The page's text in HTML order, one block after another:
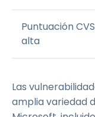
Puntuación
alta
Las
amplia variedad